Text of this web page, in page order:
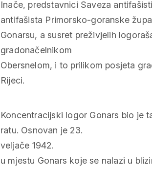
Inače, predstavnici Saveza
antifašista Primorsko-goranske
Gonarsu, a susret preživjelih
gradonačelnikom
Obersnelom, i to prilikom posjeta
Rijeci.
Koncentracijski logor Gonars bio je
ratu. Osnovan je 23.
veljače 1942.
u mjestu Gonars koje se nalazi u